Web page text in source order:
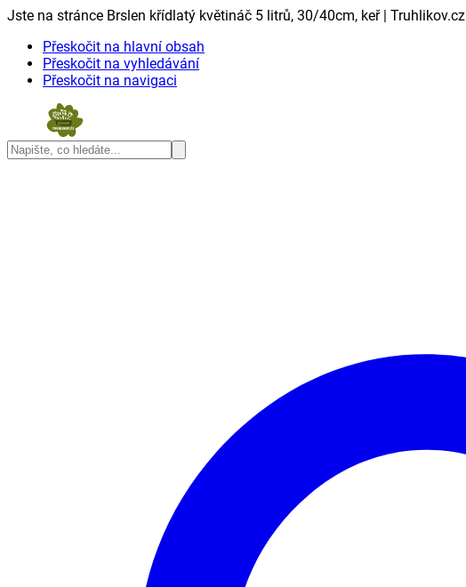
Jste na stránce Brslen křídlatý květináč 5 litrů, 30/40cm, keř | Truhlikov.cz
Přeskočit na hlavní obsah
Přeskočit na vyhledávání
Přeskočit na navigaci